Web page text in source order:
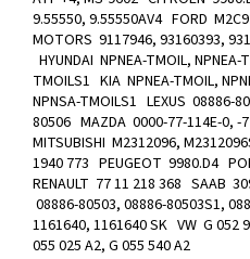
9.55550, 9.55550AV4 FORD
MOTORS 9117946, 93160393,
HYUNDAI NPNEA-TMOIL,
TMOILS1 KIA NPNEA-TMOIL,
NPNSA-TMOILS1 LEXUS 08886-
80506 MAZDA 0000-77-114E-0, -
MITSUBISHI M2312096,
1940 773 PEUGEOT 9980.D4
RENAULT 77 11 218 368 SAAB
08886-80503, 08886-80503S1,
1161640, 1161640 SK VW G 052
055 025 A2, G 055 540 A2